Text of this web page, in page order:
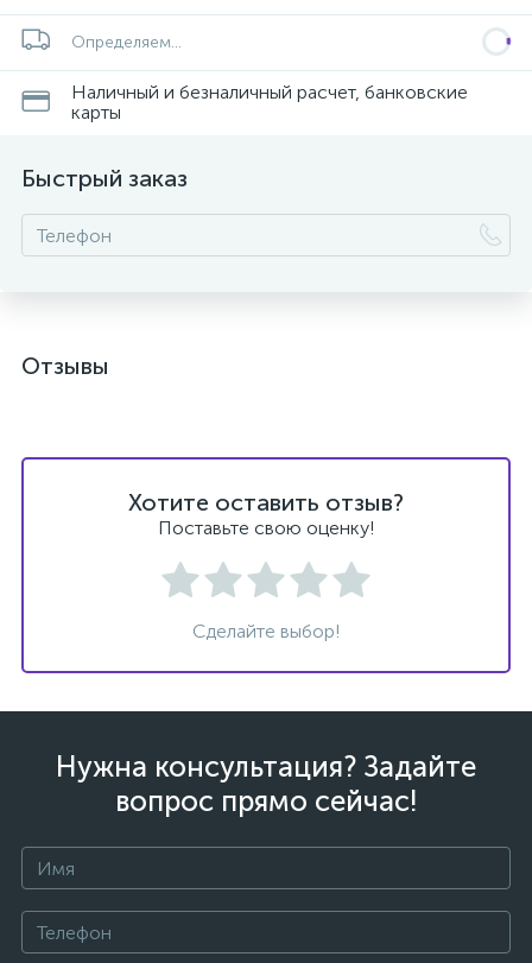
Определяем...
Наличный и безналичный расчет, банковские
карты
Быстрый заказ
Отзывы
Хотите оставить отзыв?
Поставьте свою оценку!
Сделайте выбор!
Нужна консультация? Задайте
вопрос прямо сейчас!